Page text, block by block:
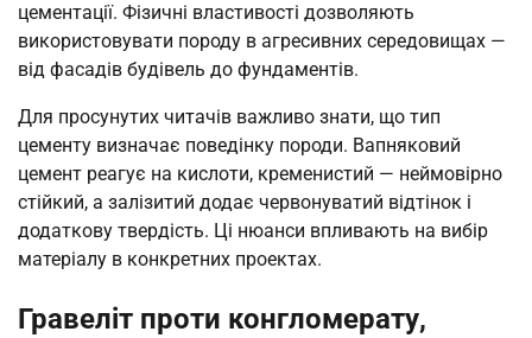
цементації. Фізичні властивості дозволяють
використовувати породу в агресивних середовищах —
від фасадів будівель до фундаментів.
Для просунутих читачів важливо знати, що тип
цементу визначає поведінку породи. Вапняковий
цемент реагує на кислоти, кременистий — неймовірно
стійкий, а залізитий додає червонуватий відтінок і
додаткову твердість. Ці нюанси впливають на вибір
матеріалу в конкретних проектах.
Гравеліт проти конгломерату,